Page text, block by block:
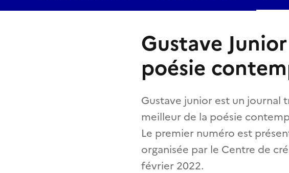
Gustave
poésie
Gustave junior est un
meilleur de la poésie
Le premier numéro est
organisée par le Centre de
février 2022.